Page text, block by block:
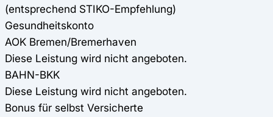
(entsprechend STIKO-Empfehlung)
Gesundheitskonto
AOK Bremen/Bremerhaven
Diese Leistung wird nicht angeboten.
BAHN-BKK
Diese Leistung wird nicht angeboten.
Bonus für selbst Versicherte